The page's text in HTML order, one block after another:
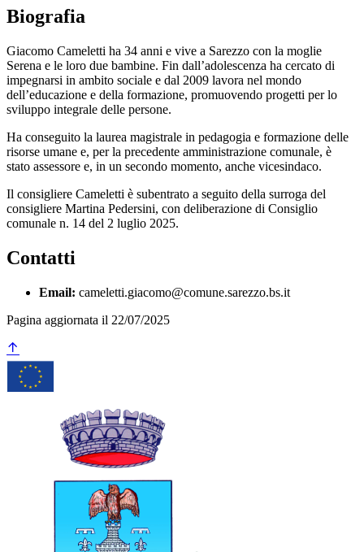
Biografia
Giacomo Cameletti ha 34 anni e vive a Sarezzo con la moglie
Serena e le loro due bambine. Fin dall’adolescenza ha cercato di
impegnarsi in ambito sociale e dal 2009 lavora nel mondo
dell’educazione e della formazione, promuovendo progetti per lo
sviluppo integrale delle persone.
Ha conseguito la laurea magistrale in pedagogia e formazione delle
risorse umane e, per la precedente amministrazione comunale, è
stato assessore e, in un secondo momento, anche vicesindaco.
Il consigliere Cameletti è subentrato a seguito della surroga del
consigliere Martina Pedersini, con deliberazione di Consiglio
comunale n. 14 del 2 luglio 2025.
Contatti
Email: cameletti.giacomo@comune.sarezzo.bs.it
Pagina aggiornata il 22/07/2025